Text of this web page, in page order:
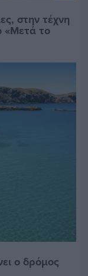
στην τέχνη
«Μετά το
ο δρόμος